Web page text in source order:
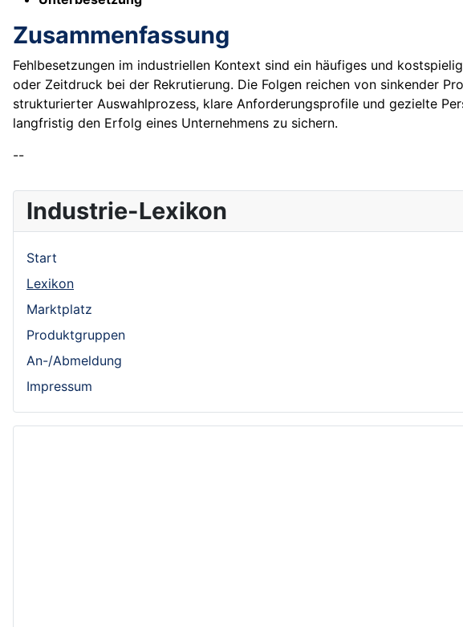
Zusammenfassung
Fehlbesetzungen im industriellen Kontext sind ein häufiges und
oder Zeitdruck bei der Rekrutierung. Die Folgen reichen von sinkender
strukturierter Auswahlprozess, klare Anforderungsprofile und gezielte
langfristig den Erfolg eines Unternehmens zu sichern.
--
Industrie-Lexikon
Start
Lexikon
Marktplatz
Produktgruppen
An-/Abmeldung
Impressum